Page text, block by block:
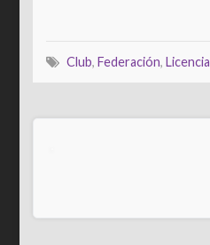
Club, Federación, Licencia